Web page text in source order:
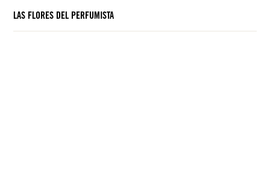
LAS FLORES DEL PERFUMISTA